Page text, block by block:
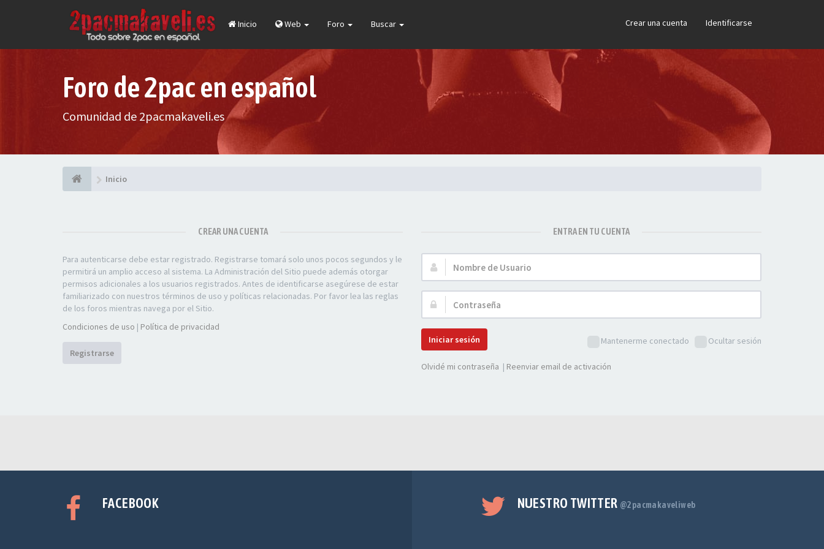
Inicio Web Foro Buscar Crear una cuenta Identificarse
Foro de 2pac en español
Comunidad de 2pacmakaveli.es
Inicio
CREAR UNA CUENTA
Para autenticarse debe estar registrado. Registrarse tomará solo unos pocos segundos y le
permitirá un amplio acceso al sistema. La Administración del Sitio puede además otorgar
permisos adicionales a los usuarios registrados. Antes de identificarse asegúrese de estar
familiarizado con nuestros términos de uso y políticas relacionadas. Por favor lea las reglas
de los foros mientras navega por el Sitio.
Condiciones de uso | Política de privacidad
Registrarse
ENTRA EN TU CUENTA
Nombre
de
Usuario:
Contraseña:
Mantenerme conectado Ocultar sesión
Iniciar sesión
Olvidé mi contraseña | Reenviar email de activación
FACEBOOK NUESTRO TWITTER @2pacmakaveliweb